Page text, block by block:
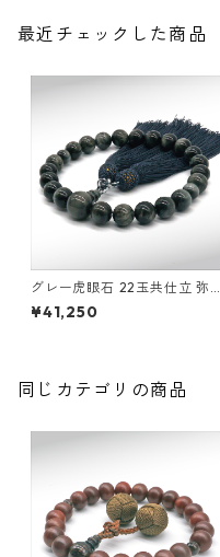
最近チェックした商品
グレー虎眼石 22玉共仕立 弥勒
房
¥41,250
同じカテゴリの商品